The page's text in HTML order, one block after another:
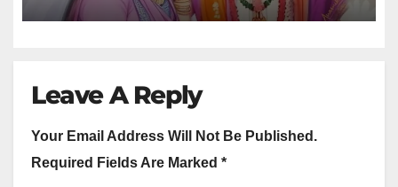
Leave A Reply
Your Email Address Will Not Be Published.
Required Fields Are Marked *